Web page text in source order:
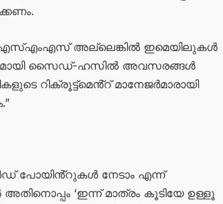
അല്ലെങ്കിൽ ഇമെയിലുകൾ
സൈഡ്-ഹസിൽ അവസരങ്ങൾ
റിക്രൂട്ട്‌മെൻ്റ് മാനേജർമാരായി
പോയിൻ്റുകൾ നേടാം എന്ന്
‘ഇന്ന് മാത്രം കൂടിയേ ഉള്ളൂ